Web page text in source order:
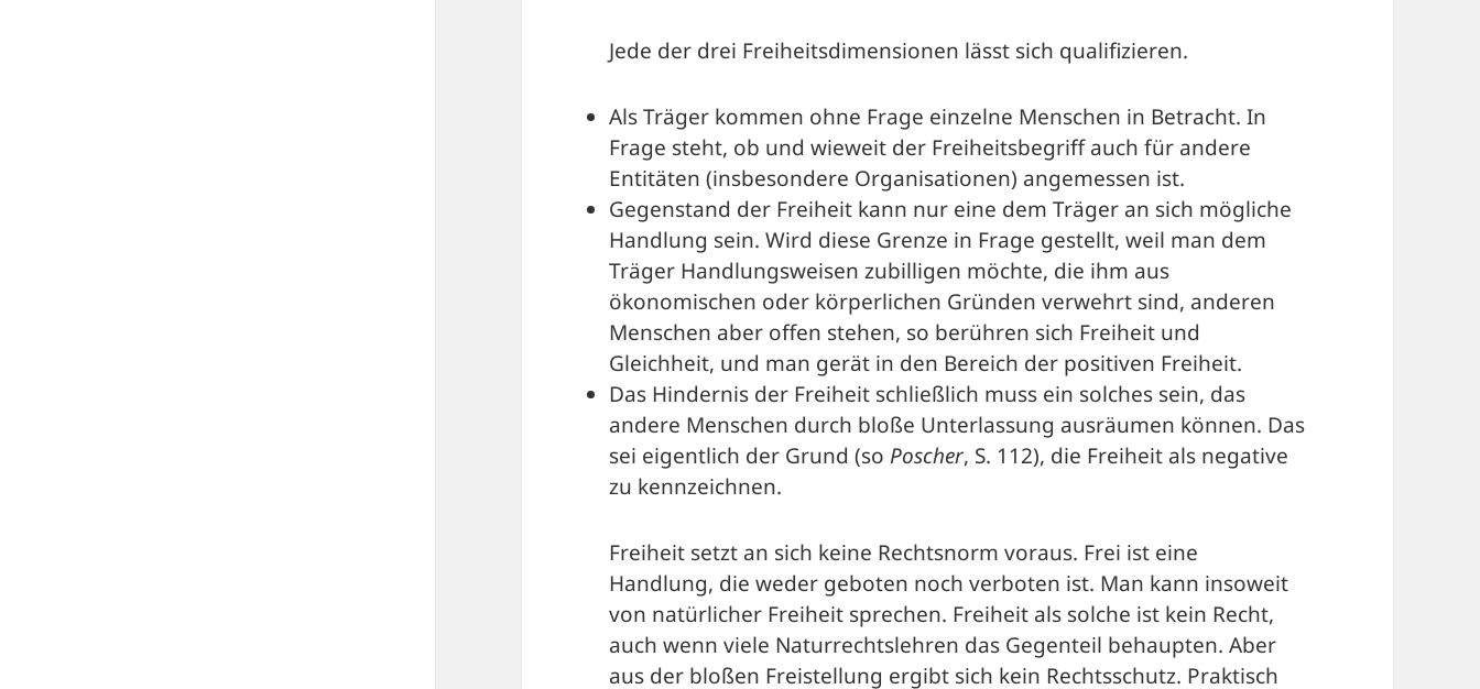
Jede der drei Freiheitsdimensionen lässt sich qualifizieren.
Als Träger kommen ohne Frage einzelne Menschen in Betracht. In
Frage steht, ob und wieweit der Freiheitsbegriff auch für andere
Entitäten (insbesondere Organisationen) angemessen ist.
Gegenstand der Freiheit kann nur eine dem Träger an sich mögliche
Handlung sein. Wird diese Grenze in Frage gestellt, weil man dem
Träger Handlungsweisen zubilligen möchte, die ihm aus
ökonomischen oder körperlichen Gründen verwehrt sind, anderen
Menschen aber offen stehen, so berühren sich Freiheit und
Gleichheit, und man gerät in den Bereich der positiven Freiheit.
Das Hindernis der Freiheit schließlich muss ein solches sein, das
andere Menschen durch bloße Unterlassung ausräumen können. Das
sei eigentlich der Grund (soPoscher, S. 112), die Freiheit als negative
zu kennzeichnen.
Freiheit setzt an sich keine Rechtsnorm voraus. Frei ist eine
Handlung, die weder geboten noch verboten ist. Man kann insoweit
von natürlicher Freiheit sprechen. Freiheit als solche ist kein Recht,
auch wenn viele Naturrechtslehren das Gegenteil behaupten. Aber
aus der bloßen Freistellung ergibt sich kein Rechtsschutz. Praktisch